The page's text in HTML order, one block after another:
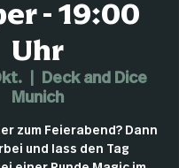
- 19:00
Uhr
Deck and Dice
Munich
zum Feierabend? Dann
und lass den Tag